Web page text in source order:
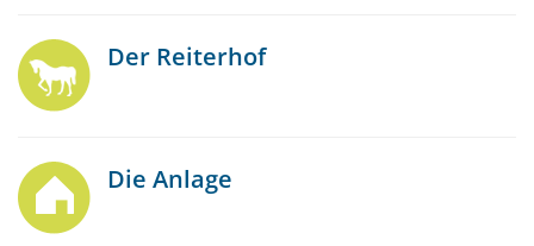
Der Reiterhof
Die Anlage